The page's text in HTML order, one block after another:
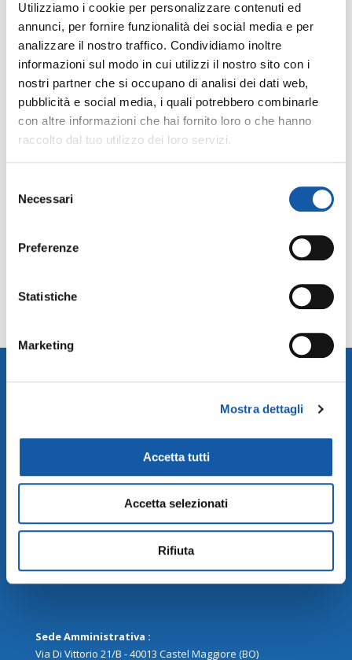
Utilizziamo i cookie per personalizzare contenuti ed
annunci, per fornire funzionalità dei social media e per
analizzare il nostro traffico. Condividiamo inoltre
informazioni sul modo in cui utilizzi il nostro sito con i
nostri partner che si occupano di analisi dei dati web,
pubblicità e social media, i quali potrebbero combinarle
con altre informazioni che hai fornito loro o che hanno
raccolto dal tuo utilizzo dei loro servizi.
delNecessari
Preferenze
Statistiche
Marketing
Mostra dettagli
Accetta tutti
Accetta selezionati
Rifiuta
Siamo orgogliosi di annunciare che CAFFARO INDUSTRIE S.p.A.
mesi e rappresenta una conferma concreta del nostro
impegno verso la sostenibilità, l’etica e la responsabilità
migliorare le nostre performance ESG e contribuire a un futuro
più sostenibile.
I.C.P. SpA a socio unico
Via Dell’ Arcoveggio, 74/2 – 40128 Bologna
Partita IVA – Codice Fiscale 03438751202
R.E.A. 03438751202
Cap. Soc. Euro 4.593.054,00 i.v.
Sede Amministrativa :
Via Di Vittorio 21/B - 40013 Castel Maggiore (BO)